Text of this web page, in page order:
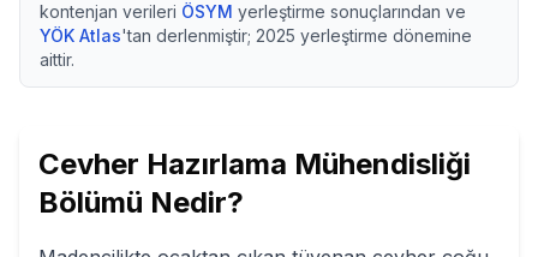
kontenjan verileri ÖSYM yerleştirme sonuçlarından ve
YÖK Atlas'tan derlenmiştir; 2025 yerleştirme dönemine
aittir.
Cevher Hazırlama Mühendisliği
Bölümü Nedir?